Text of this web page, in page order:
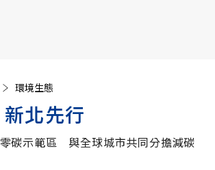
環境生態
北先行
碳示範區 與全球城市共同分擔減碳